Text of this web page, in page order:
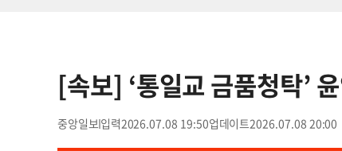
[속보] ‘통일교 금품청탁’
중앙일보 2026.07.08 19:50 2026.07.08 20:00